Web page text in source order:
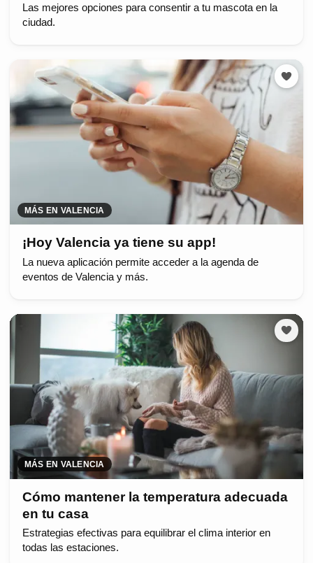
Las mejores opciones para consentir a tu mascota en la
ciudad.
MÁS EN VALENCIA
¡Hoy Valencia ya tiene su app!
La nueva aplicación permite acceder a la agenda de
eventos de Valencia y más.
MÁS EN VALENCIA
Cómo mantener la temperatura adecuada
en tu casa
Estrategias efectivas para equilibrar el clima interior en
todas las estaciones.